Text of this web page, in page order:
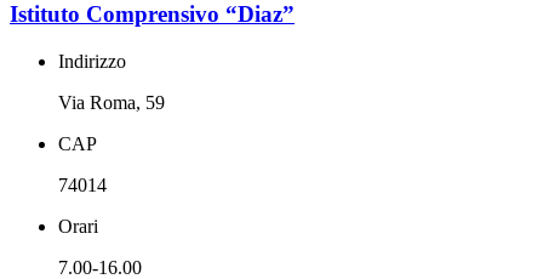
Istituto Comprensivo “Diaz”
Indirizzo
Via Roma, 59
CAP
74014
Orari
7.00-16.00